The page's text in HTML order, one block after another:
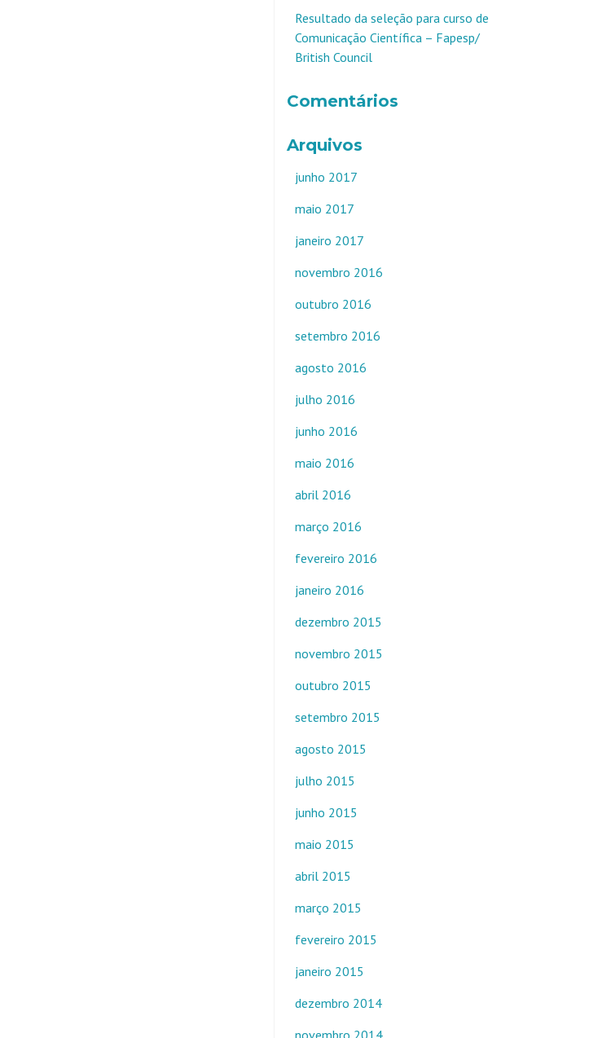
Resultado da seleção para curso de
Comunicação Científica – Fapesp/
British Council
Comentários
Arquivos
junho 2017
maio 2017
janeiro 2017
novembro 2016
outubro 2016
setembro 2016
agosto 2016
julho 2016
junho 2016
maio 2016
abril 2016
março 2016
fevereiro 2016
janeiro 2016
dezembro 2015
novembro 2015
outubro 2015
setembro 2015
agosto 2015
julho 2015
junho 2015
maio 2015
abril 2015
março 2015
fevereiro 2015
janeiro 2015
dezembro 2014
novembro 2014